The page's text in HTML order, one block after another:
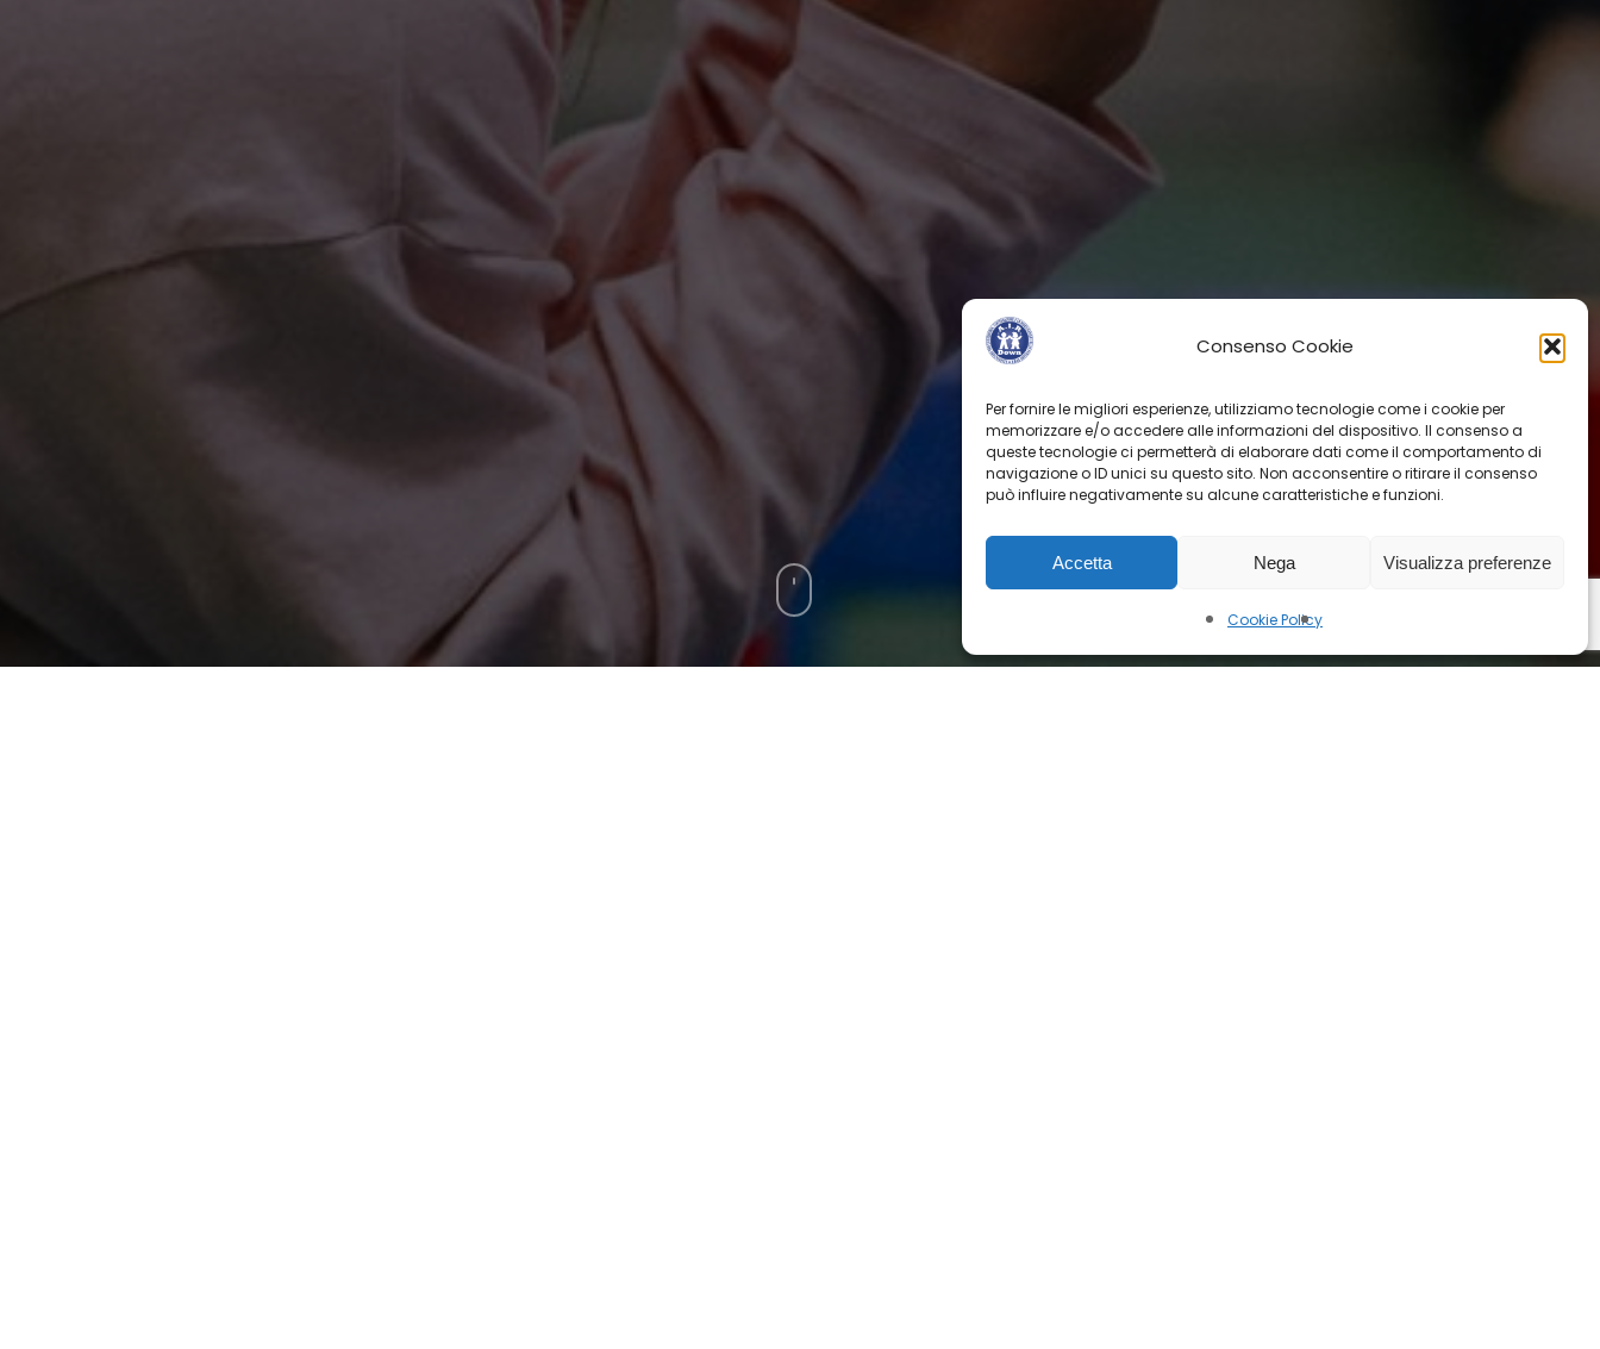
Consenso Cookie
Per fornire le migliori esperienze, utilizziamo tecnologie come i cookie per
memorizzare e/o accedere alle informazioni del dispositivo. Il consenso a
queste tecnologie ci permetterà di elaborare dati come il comportamento di
navigazione o ID unici su questo sito. Non acconsentire o ritirare il consenso
può influire negativamente su alcune caratteristiche e funzioni.
Accetta Nega Visualizza preferenze
Cookie Policy